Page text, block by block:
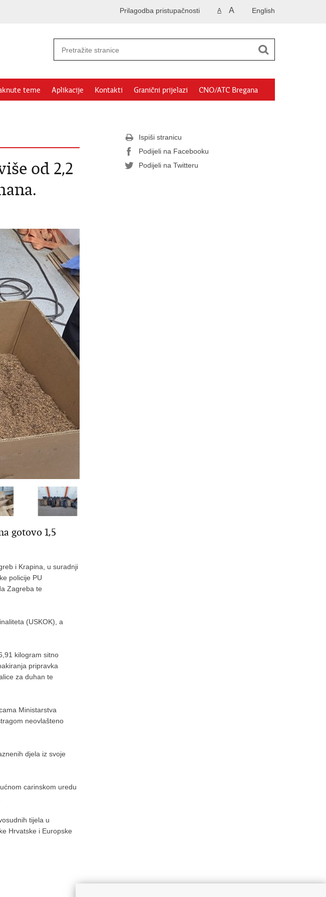
English
A A
Prilagodba pristupačnosti
teme Aplikacije Kontakti Granični prijelazi CNO/ATC Bregana
od 2,2
gotovo 1,5
i Krapina, u suradnji
policije PU
Zagreba te
(USKOK), a
kilogram sitno
pripravka
za duhan te
Ministarstva
neovlašteno
djela iz svoje
carinskom uredu
tijela u
Hrvatske i Europske
Ispiši stranicu
Podijeli na Facebooku
Podijeli na Twitteru